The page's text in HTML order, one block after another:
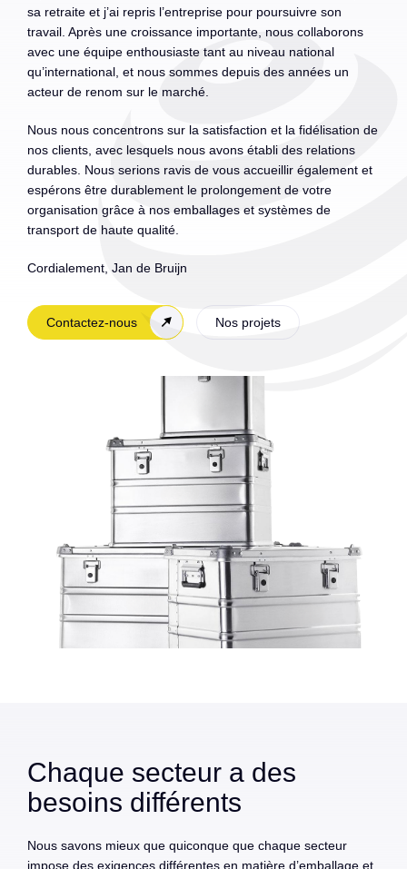
sa retraite et j’ai repris l’entreprise pour poursuivre son
travail. Après une croissance importante, nous collaborons
avec une équipe enthousiaste tant au niveau national
qu’international, et nous sommes depuis des années un
acteur de renom sur le marché.
Nous nous concentrons sur la satisfaction et la fidélisation de
nos clients, avec lesquels nous avons établi des relations
durables. Nous serions ravis de vous accueillir également et
espérons être durablement le prolongement de votre
organisation grâce à nos emballages et systèmes de
transport de haute qualité.
Cordialement, Jan de Bruijn
Contactez-nous Nos projets
Chaque secteur a des
besoins différents
Nous savons mieux que quiconque que chaque secteur
impose des exigences différentes en matière d’emballage et